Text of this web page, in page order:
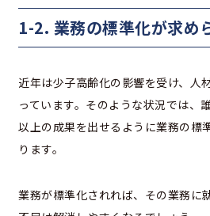
1-2. 業務の標準化が求め
近年は少子高齢化の影響を受け、人
っています。そのような状況では、
以上の成果を出せるように業務の標
ります。
業務が標準化されれば、その業務に